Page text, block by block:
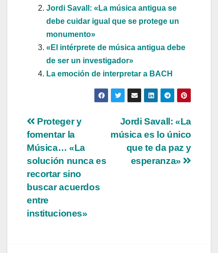
Jordi Savall: «La música antigua se
debe cuidar igual que se protege un
monumento»
«El intérprete de música antigua debe
de ser un investigador»
La emoción de interpretar a BACH
Navegación
de
entradas
Jordi Savall: «La
música es lo único
que te da paz y
esperanza»
Proteger y
fomentar la
Música… «La
solución nunca es
recortar sino
buscar acuerdos
entre
instituciones»